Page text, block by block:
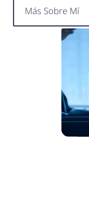
Más Sobre Mí